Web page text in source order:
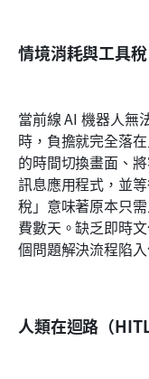
情境消耗與工具稅
當前線 AI 機器人無
時，負擔就完全落
的時間切換畫面、
訊息應用程式，並
稅」意味著原本只
費數天。缺乏即時
個問題解決流程陷入
人類在迴路（